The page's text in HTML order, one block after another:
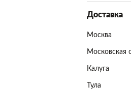
Доставка
Москва
Московская
Калуга
Тула